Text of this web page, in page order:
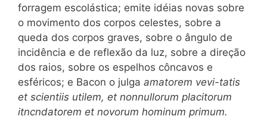
forragem escolástica; emite idéias novas sobre
o movimento dos corpos celestes, sobre a
queda dos corpos graves, sobre o ângulo de
incidência e de reflexão da luz, sobre a direção
dos raios, sobre os espelhos côncavos e
esféricos; e Bacon o julga amatorem vevi-tatis
et scientiis utilem, et nonnullorum placitorum
itncndatorem et novorum hominum primum.